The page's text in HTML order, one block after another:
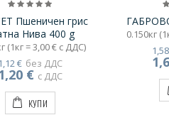
Пшеничен грис
Нива 400 g
(1кг = 3,00 € с ДДС)
без ДДС
€
с ДДС
€
КУПИ
0.150кг